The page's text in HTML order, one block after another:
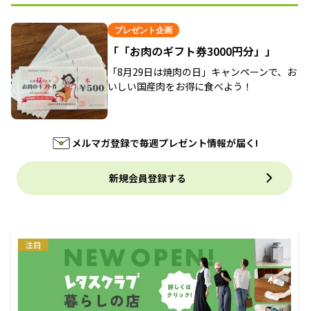
プレゼント企画
「「お肉のギフト券3000円分」」
「8月29日は焼肉の日」キャンペーンで、お
いしい国産肉をお得に食べよう！
メルマガ登録で毎週プレゼント情報が届く!
新規会員登録する
注目